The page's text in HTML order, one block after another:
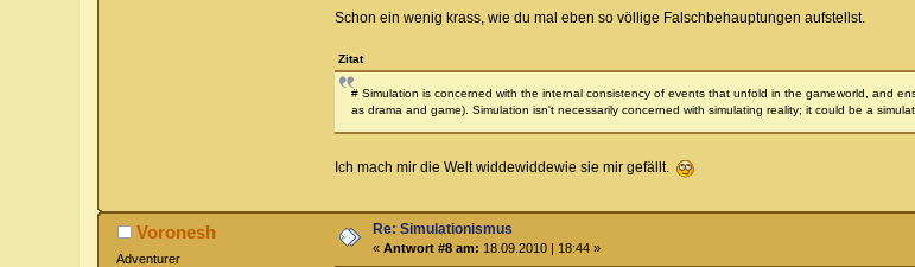
Schon ein wenig krass, wie du mal eben so völlige Falschbehauptungen aufstellst.
Zitat
# Simulation is concerned with the internal consistency of events that unfold in the gameworld, and
as drama and game). Simulation isn't necessarily concerned with simulating reality; it could be a
Ich mach mir die Welt widdewiddewie sie mir gefällt.
Voronesh
Adventurer
Re: Simulationismus
«Antwort #8 am: 18.09.2010 | 18:44 »